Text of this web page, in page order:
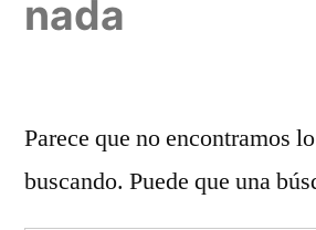
nada
Parece que no encontramos
buscando. Puede que una